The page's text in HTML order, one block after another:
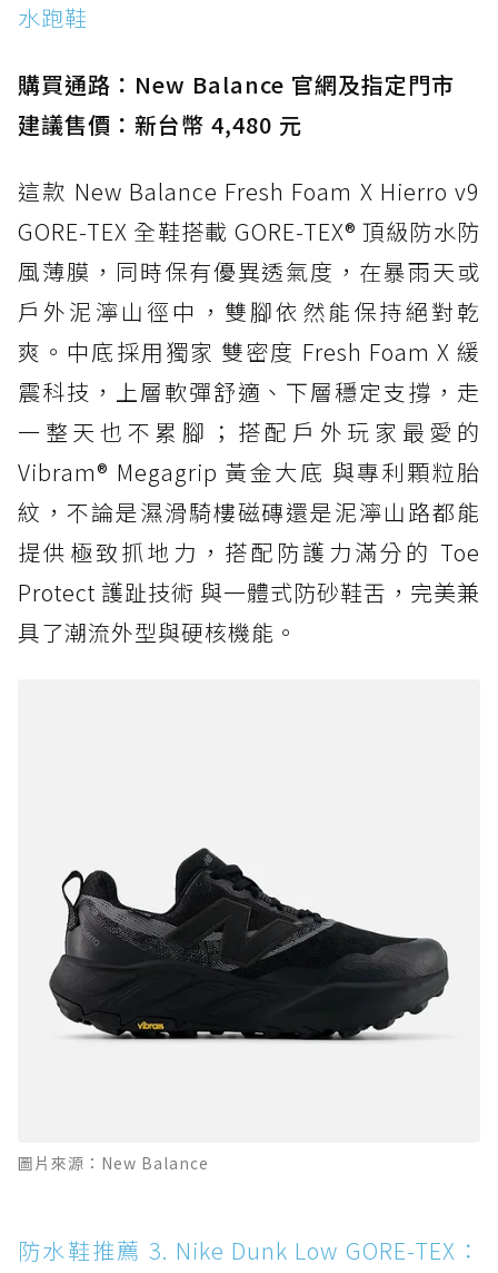
防水鞋推薦 15. Brooks Cascadia 19 GTX：注
水跑鞋
購買通路：New Balance 官網及指定門市
建議售價：新台幣 4,480 元
這款 New Balance Fresh Foam X Hierro v9
GORE-TEX 全鞋搭載 GORE-TEX® 頂級防水防
風薄膜，同時保有優異透氣度，在暴雨天或
戶外泥濘山徑中，雙腳依然能保持絕對乾
爽。中底採用獨家 雙密度 Fresh Foam X 緩
震科技，上層軟彈舒適、下層穩定支撐，走
一整天也不累腳；搭配戶外玩家最愛的
Vibram® Megagrip 黃金大底 與專利顆粒胎
紋，不論是濕滑騎樓磁磚還是泥濘山路都能
提供極致抓地力，搭配防護力滿分的 Toe
Protect 護趾技術 與一體式防砂鞋舌，完美兼
具了潮流外型與硬核機能。
圖片來源：New Balance
防水鞋推薦 3. Nike Dunk Low GORE-TEX：